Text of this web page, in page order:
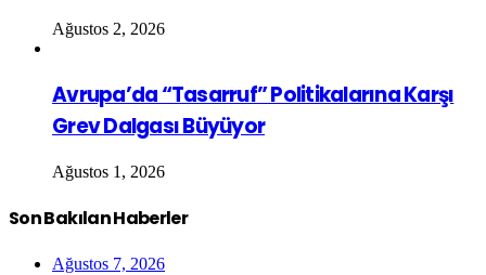
Ağustos 2, 2026
Avrupa’da “Tasarruf” Politikalarına Karşı
Grev Dalgası Büyüyor
Ağustos 1, 2026
Son Bakılan Haberler
Ağustos 7, 2026